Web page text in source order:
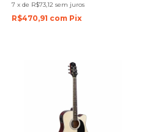
7 x de R$73,12 sem juros
R$470,91 com Pix